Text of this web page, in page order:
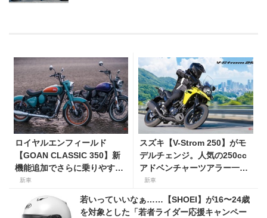
ロイヤルエンフィールド
【GOAN CLASSIC 350】新
機能追加でさらに乗りやすく
なった2026年モデルは、価格
売！
新車
スズキ【V-Strom 250】がモ
デルチェンジ。人気の250cc
アドベンチャーツアラー一部
仕様を変更して7月23日発
売。価格68万5300円
新車
若いっていいなぁ……【SHOEI】が16〜24歳
を対象とした「若者ライダー応援キャンペー